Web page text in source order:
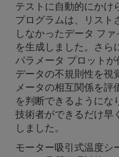
テストに自動的にかけ
プログラムは、リスト
しなかったデータ フ
を生成しました。さら
パラメータ プロット
データの不規則性を視
メータの相互関係を評
を判断できるようにな
技術者ができるだけ早
しました。
モーター吸引式温度シ